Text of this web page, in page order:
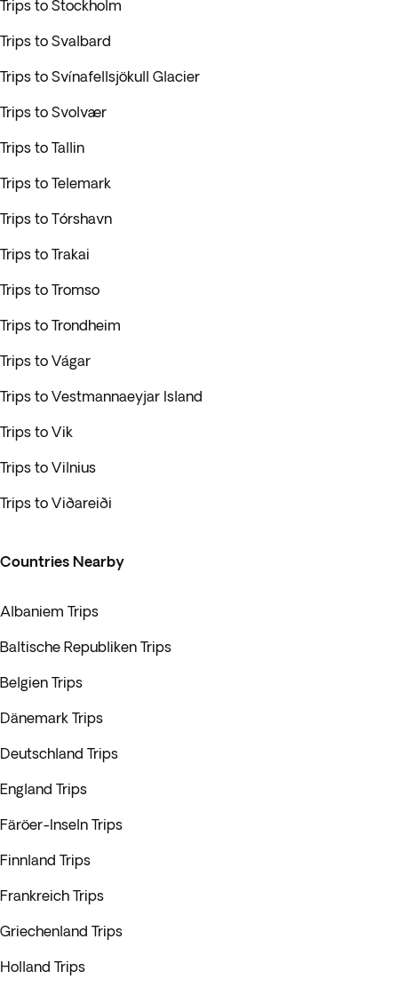
Trips to Stockholm
Trips to Svalbard
Trips to Svínafellsjökull Glacier
Trips to Svolvær
Trips to Tallin
Trips to Telemark
Trips to Tórshavn
Trips to Trakai
Trips to Tromso
Trips to Trondheim
Trips to Vágar
Trips to Vestmannaeyjar Island
Trips to Vik
Trips to Vilnius
Trips to Viðareiði
Countries Nearby
Albaniem Trips
Baltische Republiken Trips
Belgien Trips
Dänemark Trips
Deutschland Trips
England Trips
Färöer-Inseln Trips
Finnland Trips
Frankreich Trips
Griechenland Trips
Holland Trips